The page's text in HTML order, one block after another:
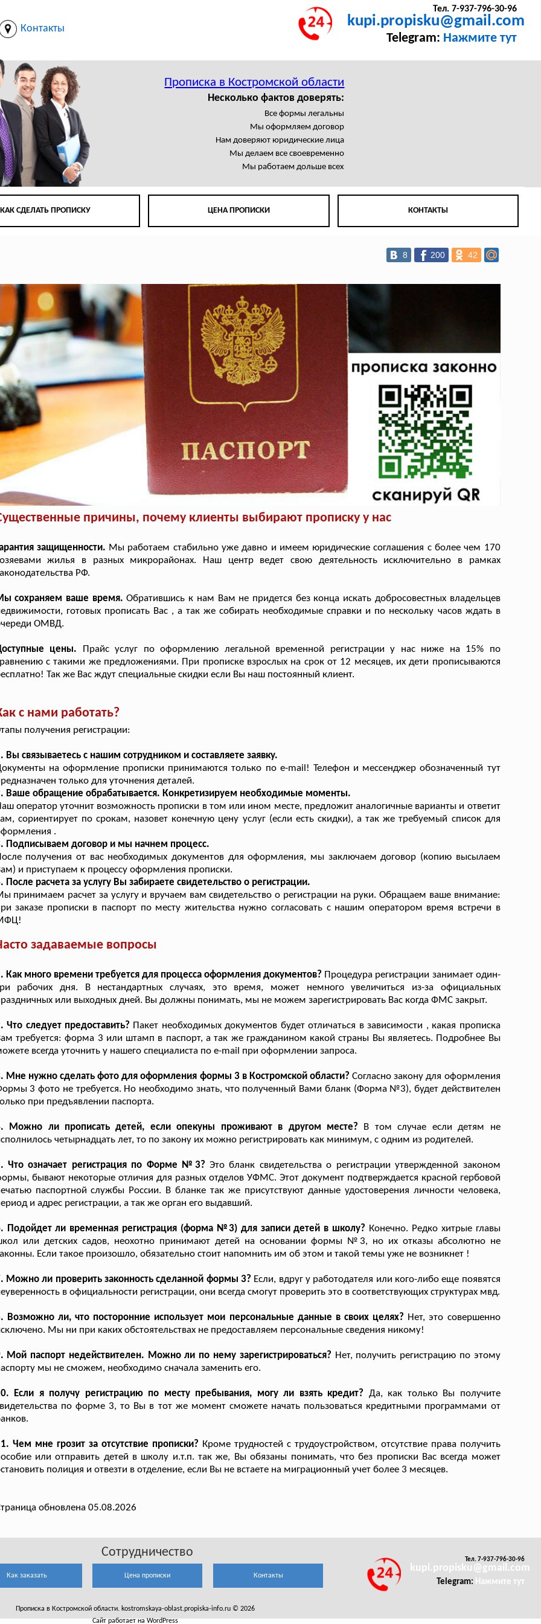
Контакты
Тел. 7-937-796-30-96
kupi.propisku@gmail.com
Telegram: Нажмите тут
Прописка в Костромской области
Несколько фактов доверять:
Все формы легальны
Мы оформляем договор
Нам доверяют юридические лица
Мы делаем все своевременно
Мы работаем дольше всех
КАК СДЕЛАТЬ ПРОПИСКУ ЦЕНА ПРОПИСКИ КОНТАКТЫ
8 200 42
причины, почему клиенты выбирают прописку у нас
защищенности. Мы работаем стабильно уже давно и имеем юридические соглашения с более чем 170
жилья в разных микрорайонах. Наш центр ведет свою деятельность исключительно в рамках
РФ.
сохраняем ваше время. Обратившись к нам Вам не придется без конца искать добросовестных владельцев
готовых прописать Вас , а так же собирать необходимые справки и по нескольку часов ждать в
ОМВД.
цены. Прайс услуг по оформлению легальной временной регистрации у нас ниже на 15% по
с такими же предложениями. При прописке взрослых на срок от 12 месяцев, их дети прописываются
Так же Вас ждут специальные скидки если Вы наш постоянный клиент.
с нами работать?
получения регистрации:
Вы связываетесь с нашим сотрудником и составляете заявку.
на оформление прописки принимаются только по e-mail! Телефон и мессенджер обозначенный тут
только для уточнения деталей.
Ваше обращение обрабатывается. Конкретизируем необходимые моменты.
оператор уточнит возможность прописки в том или ином месте, предложит аналогичные варианты и ответит
сориентирует по срокам, назовет конечную цену услуг (если есть скидки), а так же требуемый список для
.
Подписываем договор и мы начнем процесс.
получения от вас необходимых документов для оформления, мы заключаем договор (копию высылаем
и приступаем к процессу оформления прописки.
После расчета за услугу Вы забираете свидетельство о регистрации.
принимаем расчет за услугу и вручаем вам свидетельство о регистрации на руки. Обращаем ваше внимание:
заказе прописки в паспорт по месту жительства нужно согласовать с нашим оператором время встречи в
задаваемые вопросы
Как много времени требуется для процесса оформления документов? Процедура регистрации занимает один-
рабочих дня. В нестандартных случаях, это время, может немного увеличиться из-за официальных
или выходных дней. Вы должны понимать, мы не можем зарегистрировать Вас когда ФМС закрыт.
Что следует предоставить? Пакет необходимых документов будет отличаться в зависимости , какая прописка
требуется: форма 3 или штамп в паспорт, а так же гражданином какой страны Вы являетесь. Подробнее Вы
всегда уточнить у нашего специалиста по e-mail при оформлении запроса.
Мне нужно сделать фото для оформления формы 3 в Костромской области? Согласно закону для оформления
3 фото не требуется. Но необходимо знать, что полученный Вами бланк (Форма №3), будет действителен
при предъявлении паспорта.
Можно ли прописать детей, если опекуны проживают в другом месте? В том случае если детям не
четырнадцать лет, то по закону их можно регистрировать как минимум, с одним из родителей.
Что означает регистрация по Форме №3? Это бланк свидетельства о регистрации утвержденной законом
бывают некоторые отличия для разных отделов УФМС. Этот документ подтверждается красной гербовой
паспортной службы России. В бланке так же присутствуют данные удостоверения личности человека,
и адрес регистрации, а так же орган его выдавший.
Подойдет ли временная регистрация (форма №3) для записи детей в школу? Конечно. Редко хитрые главы
или детских садов, неохотно принимают детей на основании формы №3, но их отказы абсолютно не
Если такое произошло, обязательно стоит напомнить им об этом и такой темы уже не возникнет !
Можно ли проверить законность сделанной формы 3? Если, вдруг у работодателя или кого-либо еще появятся
в официальности регистрации, они всегда смогут проверить это в соответствующих структурах мвд.
Возможно ли, что посторонние использует мои персональные данные в своих целях? Нет, это совершенно
Мы ни при каких обстоятельствах не предоставляем персональные сведения никому!
Мой паспорт недействителен. Можно ли по нему зарегистрироваться? Нет, получить регистрацию по этому
мы не сможем, необходимо сначала заменить его.
Если я получу регистрацию по месту пребывания, могу ли взять кредит? Да, как только Вы получите
по форме 3, то Вы в тот же момент сможете начать пользоваться кредитными программами от
Чем мне грозит за отсутствие прописки? Кроме трудностей с трудоустройством, отсутствие права получить
или отправить детей в школу и.т.п. так же, Вы обязаны понимать, что без прописки Вас всегда может
полиция и отвезти в отделение, если Вы не встаете на миграционный учет более 3 месяцев.
обновлена 05.08.2026
Сотрудничество
Как заказать Цена прописки Контакты
Тел. 7-937-796-30-96
kupi.propisku@gmail.com
Telegram: Нажмите тут
Прописка в Костромской области. kostromskaya-oblast.propiska-info.ru © 2026
Сайт работает на WordPress